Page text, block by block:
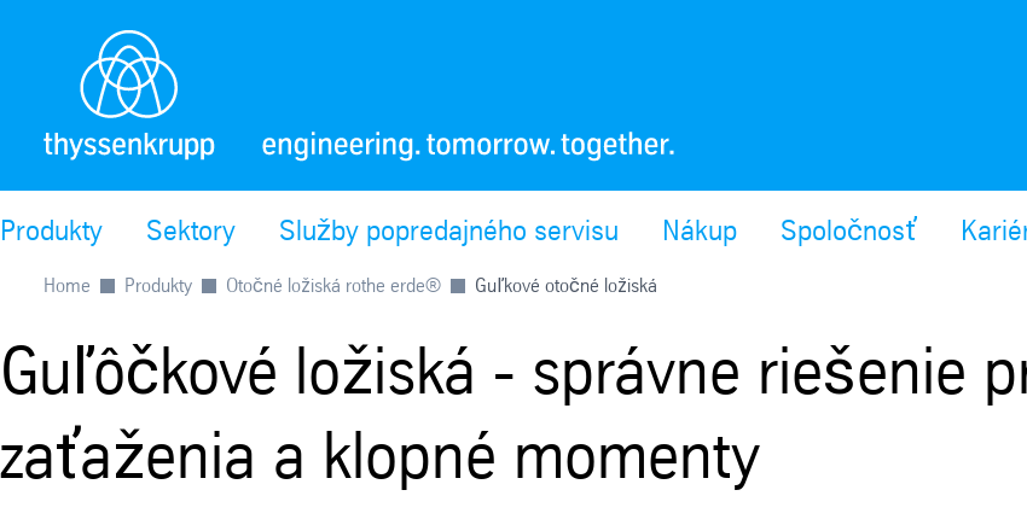
Produkty Sektory Služby popredajného servisu Nákup Spoločnosť
Home Produkty Otočné ložiská rothe erde® Guľkové otočné ložiská
Guľôčkové ložiská - správne riešenie
zaťaženia a klopné momenty